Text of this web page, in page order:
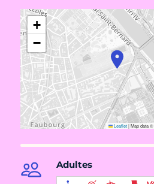
+
−
Leaflet|Map data ©
Adultes